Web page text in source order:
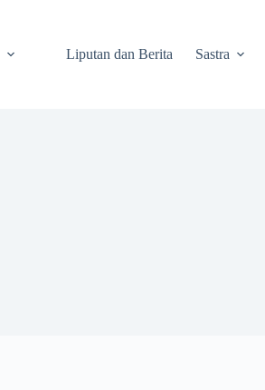
Liputan dan Berita Sastra